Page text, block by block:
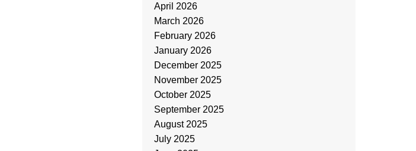
April 2026
March 2026
February 2026
January 2026
December 2025
November 2025
October 2025
September 2025
August 2025
July 2025